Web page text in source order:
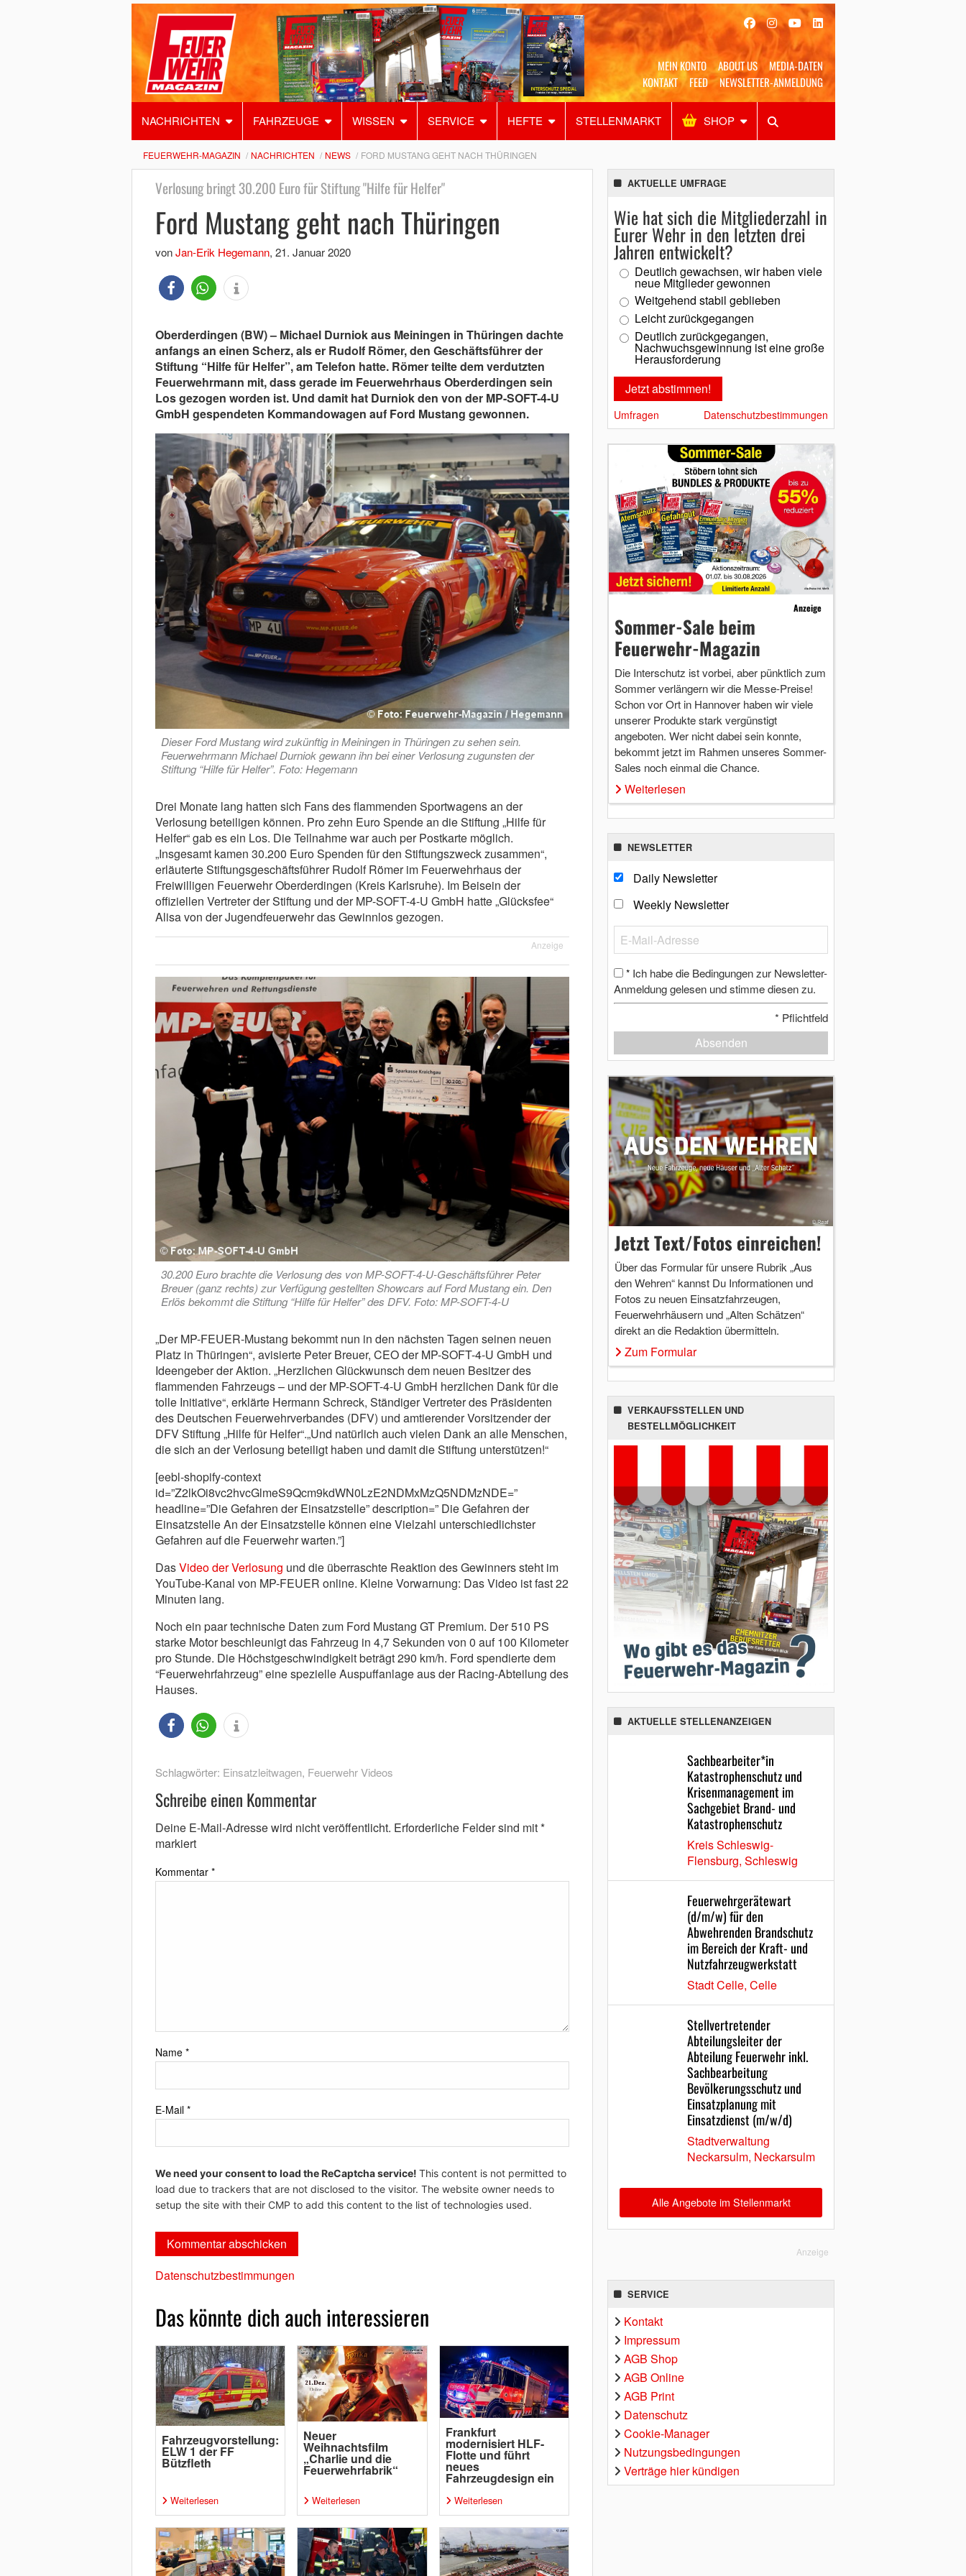
MEIN KONTO ABOUT US
MEDIA-DATEN
KONTAKT
FEED NEWSLETTER-ANMELDUNG
NACHRICHTEN FAHRZEUGE WISSEN SERVICE HEFTE STELLENMARKT SHOP
Alles Shop SUCHEN
FEUERWEHR-MAGAZIN NACHRICHTEN NEWS FORD MUSTANG GEHT NACH THÜRINGEN
Verlosung bringt 30.200 Euro für Stiftung "Hilfe für Helfer"
Ford Mustang geht nach Thüringen
vonJan-Erik Hegemann, 21. Januar 2020
Oberderdingen (BW) – Michael Durniok aus Meiningen in Thüringen dachte
anfangs an einen Scherz, als er Rudolf Römer, den Geschäftsführer der
Stiftung “Hilfe für Helfer”, am Telefon hatte. Römer teilte dem verdutzten
Feuerwehrmann mit, dass gerade im Feuerwehrhaus Oberderdingen sein
Los gezogen worden ist. Und damit hat Durniok den von der MP-SOFT-4-U
GmbH gespendeten Kommandowagen auf Ford Mustang gewonnen.
Dieser Ford Mustang wird zukünftig in Meiningen in Thüringen zu sehen sein.
Feuerwehrmann Michael Durniok gewann ihn bei einer Verlosung zugunsten der
Stiftung “Hilfe für Helfer”. Foto: Hegemann
Drei Monate lang hatten sich Fans des flammenden Sportwagens an der
Verlosung beteiligen können. Pro zehn Euro Spende an die Stiftung „Hilfe für
Helfer“ gab es ein Los. Die Teilnahme war auch per Postkarte möglich.
„Insgesamt kamen 30.200 Euro Spenden für den Stiftungszweck zusammen“,
erläuterte Stiftungsgeschäftsführer Rudolf Römer im Feuerwehrhaus der
Freiwilligen Feuerwehr Oberderdingen (Kreis Karlsruhe). Im Beisein der
offiziellen Vertreter der Stiftung und der MP-SOFT-4-U GmbH hatte „Glücksfee“
Alisa von der Jugendfeuerwehr das Gewinnlos gezogen.
Anzeige
30.200 Euro brachte die Verlosung des von MP-SOFT-4-U-Geschäftsführer Peter
Breuer (ganz rechts) zur Verfügung gestellten Showcars auf Ford Mustang ein. Den
Erlös bekommt die Stiftung “Hilfe für Helfer” des DFV. Foto: MP-SOFT-4-U
„Der MP-FEUER-Mustang bekommt nun in den nächsten Tagen seinen neuen
Platz in Thüringen“, avisierte Peter Breuer, CEO der MP-SOFT-4-U GmbH und
Ideengeber der Aktion. „Herzlichen Glückwunsch dem neuen Besitzer des
flammenden Fahrzeugs – und der MP-SOFT-4-U GmbH herzlichen Dank für die
tolle Initiative“, erklärte Hermann Schreck, Ständiger Vertreter des Präsidenten
des Deutschen Feuerwehrverbandes (DFV) und amtierender Vorsitzender der
DFV Stiftung „Hilfe für Helfer“.„Und natürlich auch vielen Dank an alle Menschen,
die sich an der Verlosung beteiligt haben und damit die Stiftung unterstützen!“
[eebl-shopify-context
id=”Z2lkOi8vc2hvcGlmeS9Qcm9kdWN0LzE2NDMxMzQ5NDMzNDE=”
headline=”Die Gefahren der Einsatzstelle” description=” Die Gefahren der
Einsatzstelle An der Einsatzstelle können eine Vielzahl unterschiedlichster
Gefahren auf die Feuerwehr warten.”]
DasVideo der Verlosung und die überraschte Reaktion des Gewinners steht im
YouTube-Kanal von MP-FEUER online. Kleine Vorwarnung: Das Video ist fast 22
Minuten lang.
Noch ein paar technische Daten zum Ford Mustang GT Premium. Der 510 PS
starke Motor beschleunigt das Fahrzeug in 4,7 Sekunden von 0 auf 100 Kilometer
pro Stunde. Die Höchstgeschwindigkeit beträgt 290 km/h. Ford spendierte dem
“Feuerwehrfahrzeug” eine spezielle Auspuffanlage aus der Racing-Abteilung des
Hauses.
Schlagwörter: Einsatzleitwagen, Feuerwehr Videos
Schreibe einen Kommentar
Deine E-Mail-Adresse wird nicht veröffentlicht. Erforderliche Felder sind mit*
markiert
Kommentar *
Name *
E-Mail *
We need your consent to load the ReCaptcha service! This content is not permitted to
load due to trackers that are not disclosed to the visitor. The website owner needs to
setup the site with their CMP to add this content to the list of technologies used.
Datenschutzbestimmungen
Das könnte dich auch interessieren
Fahrzeugvorstellung:
ELW 1 der FF
Bützfleth
Weiterlesen
Neuer
Weihnachtsfilm
„Charlie und die
Feuerwehrfabrik“
Weiterlesen
Frankfurt
modernisiert HLF-
Flotte und führt
neues
Fahrzeugdesign ein
Weiterlesen
AKTUELLE UMFRAGE
Wie hat sich die Mitgliederzahl in
Eurer Wehr in den letzten drei
Jahren entwickelt?
Deutlich gewachsen, wir haben viele
neue Mitglieder gewonnen
Weitgehend stabil geblieben
Leicht zurückgegangen
Deutlich zurückgegangen,
Nachwuchsgewinnung ist eine große
Herausforderung
Umfragen Datenschutzbestimmungen
Anzeige
Sommer-Sale beim
Feuerwehr-Magazin
Die Interschutz ist vorbei, aber pünktlich zum
Sommer verlängern wir die Messe-Preise!
Schon vor Ort in Hannover haben wir viele
unserer Produkte stark vergünstigt
angeboten. Wer nicht dabei sein konnte,
bekommt jetzt im Rahmen unseres Sommer-
Sales noch einmal die Chance.
Weiterlesen
NEWSLETTER
Daily Newsletter
Weekly Newsletter
* Ich habe die Bedingungen zur Newsletter-
Anmeldung gelesen und stimme diesen zu.
* Pflichtfeld
Absenden
Jetzt Text/Fotos einreichen!
Über das Formular für unsere Rubrik „Aus
den Wehren“ kannst Du Informationen und
Fotos zu neuen Einsatzfahrzeugen,
Feuerwehrhäusern und „Alten Schätzen“
direkt an die Redaktion übermitteln.
Zum Formular
VERKAUFSSTELLEN UND
BESTELLMÖGLICHKEIT
AKTUELLE STELLENANZEIGEN
Sachbearbeiter*in
Katastrophenschutz und
Krisenmanagement im
Sachgebiet Brand- und
Katastrophenschutz
Kreis Schleswig-
Flensburg, Schleswig
Feuerwehrgerätewart
(d/m/w) für den
Abwehrenden Brandschutz
im Bereich der Kraft- und
Nutzfahrzeugwerkstatt
Stadt Celle, Celle
Stellvertretender
Abteilungsleiter der
Abteilung Feuerwehr inkl.
Sachbearbeitung
Bevölkerungsschutz und
Einsatzplanung mit
Einsatzdienst (m/w/d)
Stadtverwaltung
Neckarsulm, Neckarsulm
Alle Angebote im Stellenmarkt
Anzeige
SERVICE
Kontakt
Impressum
AGB Shop
AGB Online
AGB Print
Datenschutz
Cookie-Manager
Nutzungsbedingungen
Verträge hier kündigen